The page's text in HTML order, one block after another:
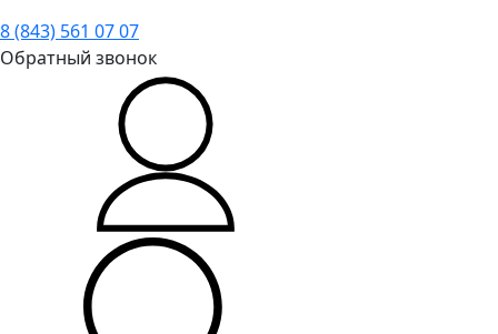
8 (843) 561 07 07
Обратный звонок